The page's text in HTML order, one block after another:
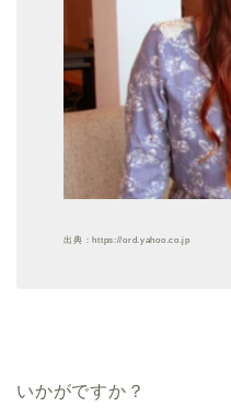
出典：https://ord.yahoo.co.jp
いかがですか？